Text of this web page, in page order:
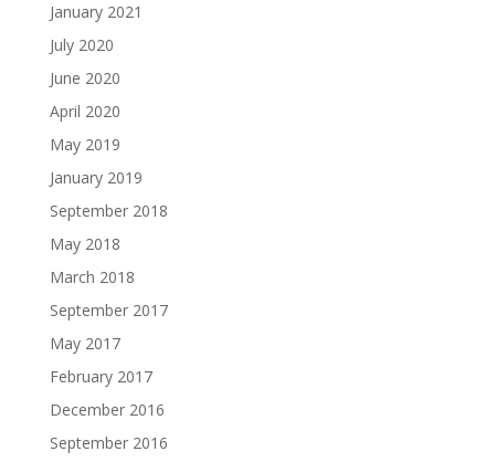
January 2021
July 2020
June 2020
April 2020
May 2019
January 2019
September 2018
May 2018
March 2018
September 2017
May 2017
February 2017
December 2016
September 2016